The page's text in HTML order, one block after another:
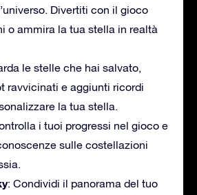
Divertiti con il gioco
o ammira la tua stella in realtà
le stelle che hai salvato,
ravvicinati e aggiunti ricordi
la tua stella.
i tuoi progressi nel gioco e
sulle costellazioni
: Condividi il panorama del tuo